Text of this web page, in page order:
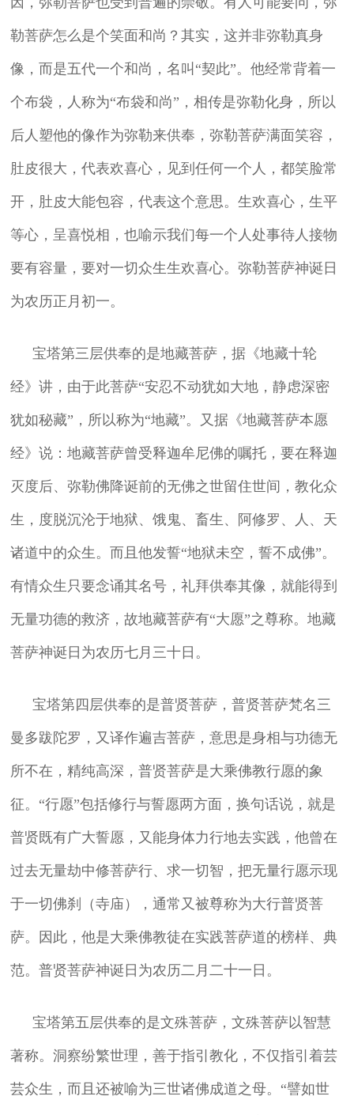
勒菩萨怎么是个笑面和尚？其实，这并非弥勒真身
像，而是五代一个和尚，名叫“契此”。他经常背着一
个布袋，人称为“布袋和尚”，相传是弥勒化身，所以
后人塑他的像作为弥勒来供奉，弥勒菩萨满面笑容，
肚皮很大，代表欢喜心，见到任何一个人，都笑脸常
开，肚皮大能包容，代表这个意思。生欢喜心，生平
等心，呈喜悦相，也喻示我们每一个人处事待人接物
要有容量，要对一切众生生欢喜心。弥勒菩萨神诞日
为农历正月初一。
宝塔第三层供奉的是地藏菩萨，据《地藏十轮
经》讲，由于此菩萨“安忍不动犹如大地，静虑深密
犹如秘藏”，所以称为“地藏”。又据《地藏菩萨本愿
经》说：地藏菩萨曾受释迦牟尼佛的嘱托，要在释迦
灭度后、弥勒佛降诞前的无佛之世留住世间，教化众
生，度脱沉沦于地狱、饿鬼、畜生、阿修罗、人、天
诸道中的众生。而且他发誓“地狱未空，誓不成佛”。
有情众生只要念诵其名号，礼拜供奉其像，就能得到
无量功德的救济，故地藏菩萨有“大愿”之尊称。地藏
菩萨神诞日为农历七月三十日。
宝塔第四层供奉的是普贤菩萨，普贤菩萨梵名三
曼多跋陀罗，又译作遍吉菩萨，意思是身相与功德无
所不在，精纯高深，普贤菩萨是大乘佛教行愿的象
征。“行愿”包括修行与誓愿两方面，换句话说，就是
普贤既有广大誓愿，又能身体力行地去实践，他曾在
过去无量劫中修菩萨行、求一切智，把无量行愿示现
于一切佛刹（寺庙），通常又被尊称为大行普贤菩
萨。因此，他是大乘佛教徒在实践菩萨道的榜样、典
范。普贤菩萨神诞日为农历二月二十一日。
宝塔第五层供奉的是文殊菩萨，文殊菩萨以智慧
著称。洞察纷繁世理，善于指引教化，不仅指引着芸
芸众生，而且还被喻为三世诸佛成道之母。“譬如世